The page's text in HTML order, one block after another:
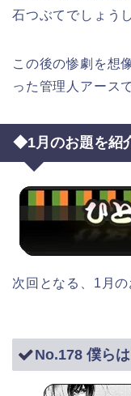
石つぶてでしょう
この後の惨劇を想
った管理人アース
◆1月のお題を紹
次回となる、1月の
No.178 僕ら